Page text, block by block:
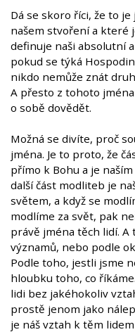
Dá se skoro říci, že to
našem stvoření a které
definuje naši absolutní
pokud se týká
nikdo nemůže znát
A přesto z tohoto
o sobě dovědět.
Možná se divíte, proč
jména. Je to proto, že
přímo k Bohu a je
další část modliteb je
světem, a když se
modlíme za svět, pak
právě jména těch lidí.
významů, nebo podle
Podle toho, jestli jsme
hloubku toho, co
lidi bez jakéhokoliv
prostě jenom jako
je náš vztah k těm